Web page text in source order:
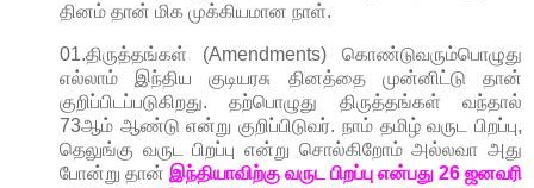
தினம் தான் மிக முக்கியமான நாள்.
01.திருத்தங்கள் (Amendments) கொண்டுவரும்பொழுது
எல்லாம் இந்திய குடியரசு தினத்தை முன்னிட்டு தான்
குறிப்பிடப்படுகிறது. தற்பொழுது திருத்தங்கள் வந்தால்
73ஆம் ஆண்டு என்று குறிப்பிடுவர். நாம் தமிழ் வருட பிறப்பு,
தெலுங்கு வருட பிறப்பு என்று சொல்கிறோம் அல்லவா அது
போன்று தான் இந்தியாவிற்கு வருட பிறப்பு என்பது 26 ஜனவரி